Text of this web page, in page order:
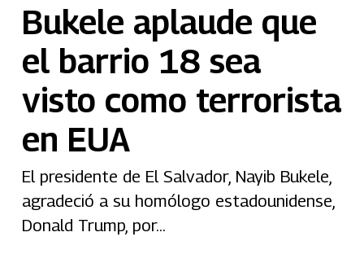
Bukele aplaude que
el barrio 18 sea
visto como terrorista
en EUA
El presidente de El Salvador, Nayib Bukele,
agradeció a su homólogo estadounidense,
Donald Trump, por...